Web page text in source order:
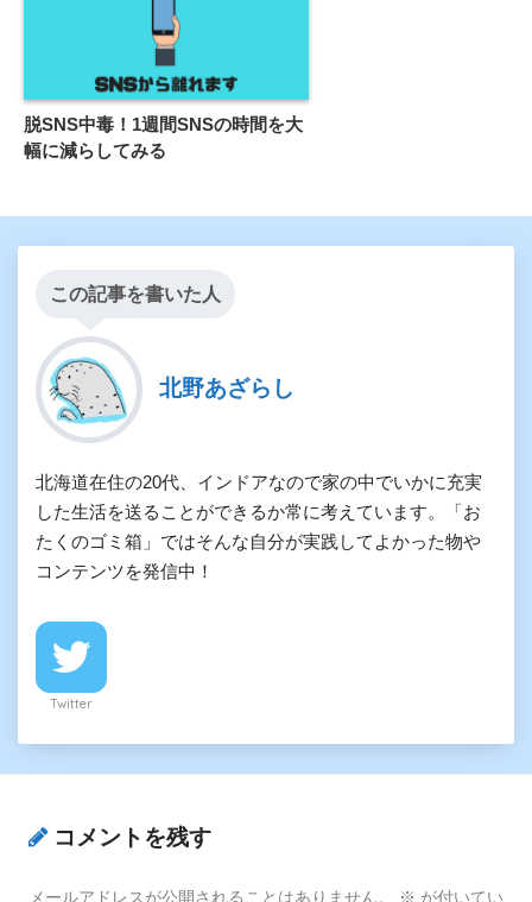
脱SNS中毒！1週間SNSの時間を大
幅に減らしてみる
この記事を書いた人
北野あざらし
北海道在住の20代、インドアなので家の中でいかに充実
した生活を送ることができるか常に考えています。「お
たくのゴミ箱」ではそんな自分が実践してよかった物や
コンテンツを発信中！
Twitter
コメントを残す
メールアドレスが公開されることはありません。 ※ が付いてい